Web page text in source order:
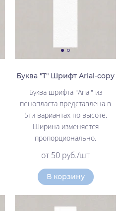
Буква "Т" Шрифт Arial-copy
Буква шрифта "Arial" из
пенопласта представлена в
5ти вариантах по высоте.
Ширина изменяется
пропорционально.
от 50 руб./шт
В корзину